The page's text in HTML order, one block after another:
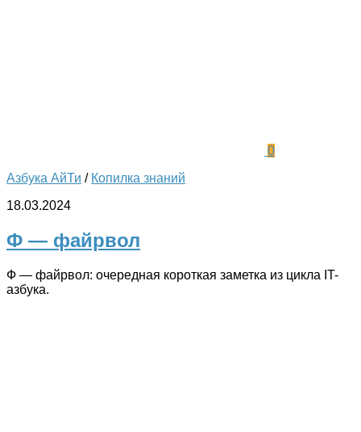
0
Азбука АйТи / Копилка знаний
18.03.2024
Ф — файрвол
Ф — файрвол: очередная короткая заметка из цикла IT-
азбука.